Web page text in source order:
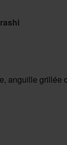
anguille grillée